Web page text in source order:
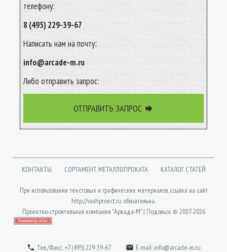
телефону:
8 (495) 229-39-67
Написать нам на почту:
info@arcade-m.ru
Либо отправить запрос:
ОТПРАВИТЬ ЗАПРОС 
КОНТАКТЫ СОРТАМЕНТ МЕТАЛЛОПРОКАТА КАТАЛОГ СТАТЕЙ
При использовании текстовых и графических материалов, ссылка на сайт
http://vashproect.ru обязательна.
Проектно-строительная компания "Аркада-М" | Подольск © 2007-2026
 Тел./Факс: +7 (495) 229-39-67  E-mail: info@arcade-m.ru